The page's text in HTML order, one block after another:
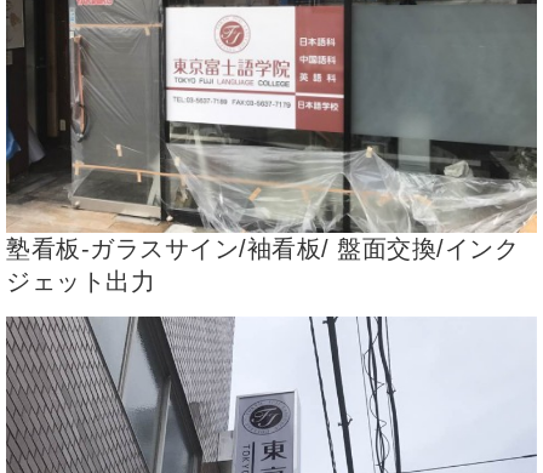
塾看板-ガラスサイン/袖看板/ 盤面交換/インク
ジェット出力